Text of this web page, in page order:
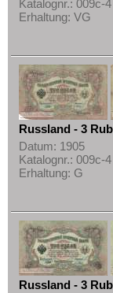
Katalognr.: 009c-4
Erhaltung: VG
Russland - 3
Datum: 1905
Katalognr.: 009c-4
Erhaltung: G
Russland - 3